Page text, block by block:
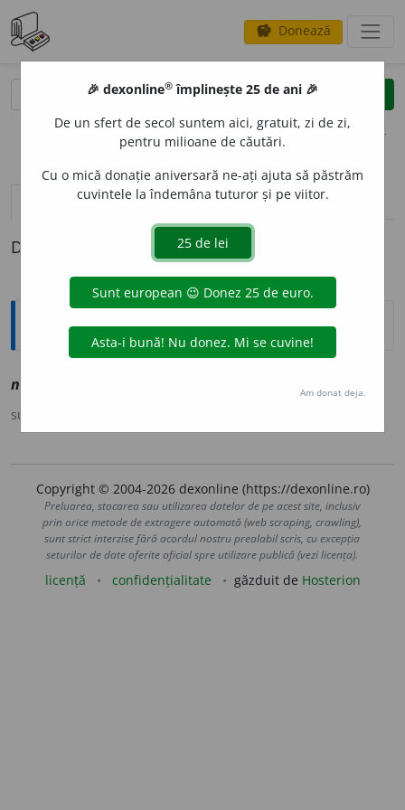
savings Donează
clear
opțiuni
definiții (1)
Definiția cu ID-ul 1147432:
Explicative DEX
ninchez
sursa:
Copyright © 2004-2026 dexonline (https://dexonline.ro)
Preluarea, stocarea sau utilizarea datelor de pe acest site, inclusiv
prin orice metode de extragere automată (web scraping, crawling),
sunt strict interzise fără acordul nostru prealabil scris, cu excepția
seturilor de date oferite oficial spre utilizare publică (vezi licența).
licență confidențialitate găzduit de Hosterion
🎉 dexonline® împlinește 25 de ani 🎉
De un sfert de secol suntem aici, gratuit, zi de zi,
pentru milioane de căutări.
Cu o mică donație aniversară ne-ați ajuta să păstrăm
cuvintele la îndemâna tuturor și pe viitor.
Am donat deja.